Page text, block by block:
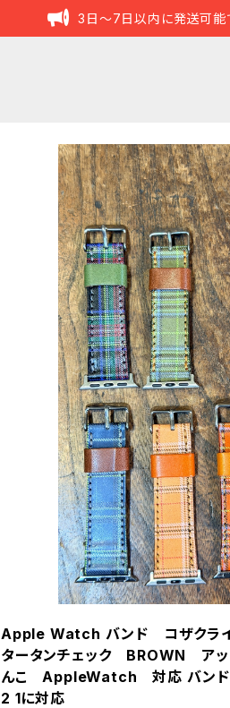
3日～7日以内に発送可能
Apple Watch バンド コザク
タータンチェック BROWN ア
んこ AppleWatch 対応 バン
2 1に対応